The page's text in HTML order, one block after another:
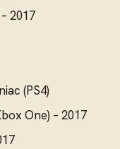
2017
(PS4)
One) – 2017